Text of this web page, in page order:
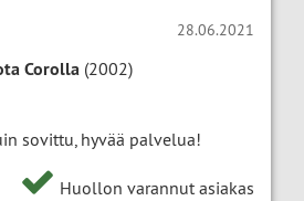
28.06.2021
Corolla (2002)
sovittu, hyvää palvelua!
Huollon varannut asiakas